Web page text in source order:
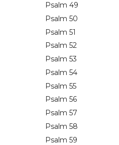
Psalm 49
Psalm 50
Psalm 51
Psalm 52
Psalm 53
Psalm 54
Psalm 55
Psalm 56
Psalm 57
Psalm 58
Psalm 59